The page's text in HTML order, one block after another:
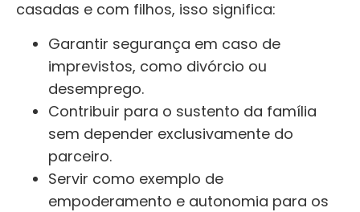
casadas e com filhos, isso significa:
Garantir segurança em caso de
imprevistos, como divórcio ou
desemprego.
Contribuir para o sustento da família
sem depender exclusivamente do
parceiro.
Servir como exemplo de
empoderamento e autonomia para os